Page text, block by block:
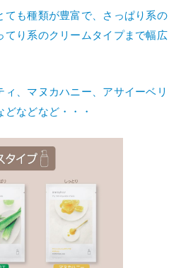
ても種類が豊富で、さっぱり系の
てり系のクリームタイプまで幅広
、マヌカハニー、アサイーベリ
などなど・・・